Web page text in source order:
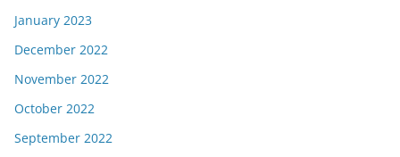
January 2023
December 2022
November 2022
October 2022
September 2022